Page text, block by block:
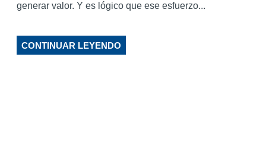
generar valor. Y es lógico que ese esfuerzo...
CONTINUAR LEYENDO